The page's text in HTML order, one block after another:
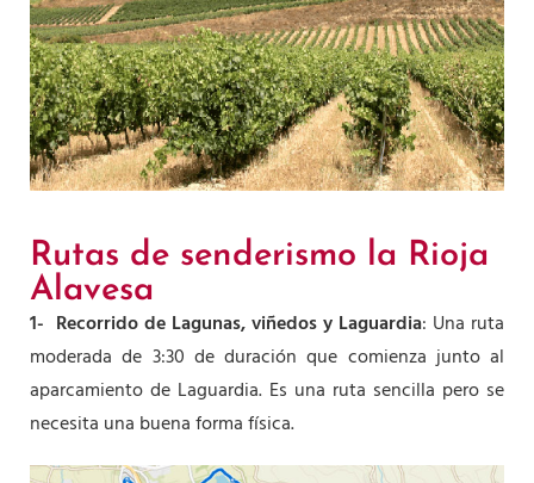
Rutas de senderismo la Rioja
Alavesa
1- Recorrido de Lagunas, viñedos y Laguardia: Una ruta
moderada de 3:30 de duración que comienza junto al
aparcamiento de Laguardia. Es una ruta sencilla pero se
necesita una buena forma física.